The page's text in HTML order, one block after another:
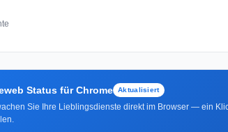
Status für Chrome Aktualisiert
Sie Ihre Lieblingsdienste direkt im Browser — ein